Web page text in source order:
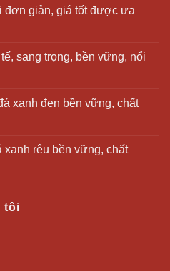
đơn giản, giá tốt được ưa
sang trọng, bền vững, nổi
xanh đen bền vững, chất
rêu bền vững, chất
tôi